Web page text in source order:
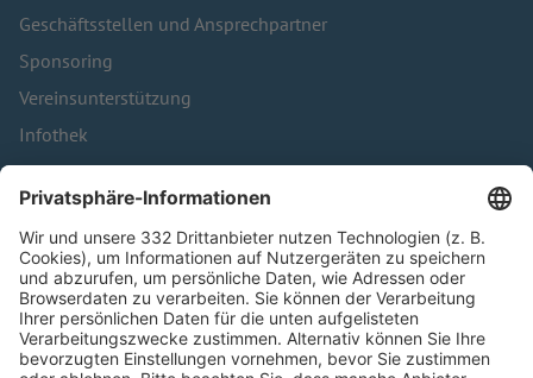
Geschäftsstellen und Ansprechpartner
Sponsoring
Vereinsunterstützung
Infothek
Kontakt
HÄUFIG BESUCHTE SEITEN
Pässe und Vereinswechsel
Trainerausbildung
Schulungsangebot Vereinsmitarbeiter